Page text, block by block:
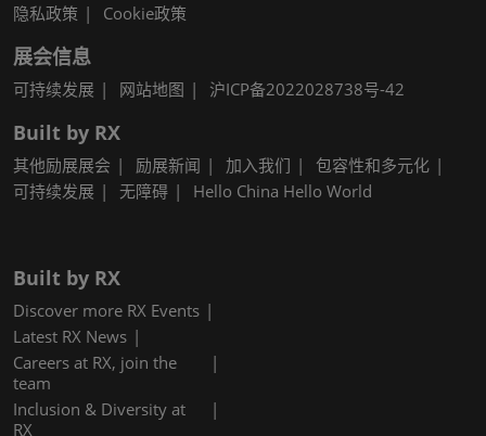
隐私政策 Cookie政策
展会信息
可持续发展 网站地图 沪ICP备2022028738号-42
Built by RX
其他励展展会 励展新闻 加入我们
包容性和多元化
可持续发展
无障碍 Hello China Hello World
Built by RX
Discover more RX Events
Latest RX News
Careers at RX, join the
team
Inclusion & Diversity at
RX